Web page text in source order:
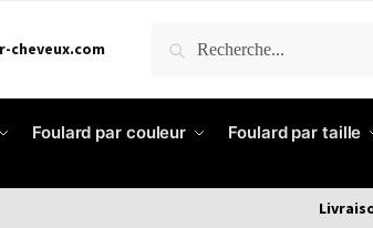
RECHERCHE
Foulard par couleur Foulard par taille